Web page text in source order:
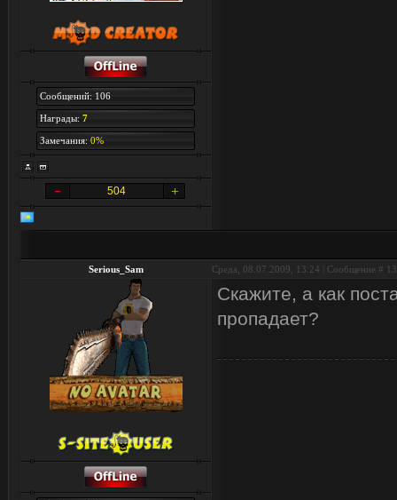
Сообщений: 106
Награды: 7
Замечания: 0%
504
Serious_Sam Среда, 08.07.2009, 13:24 | Сообщение # 13
Скажите, а как
пропадает?